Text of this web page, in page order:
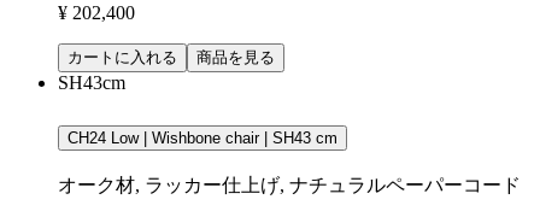
¥ 202,400
カートに入れる 商品を見る
SH43cm
CH24 Low | Wishbone chair | SH43 cm
オーク材, ラッカー仕上げ, ナチュラルペーパーコード